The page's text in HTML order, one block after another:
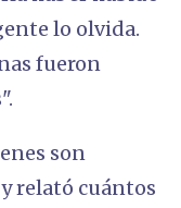
lo olvida.
fueron
son
relató cuántos